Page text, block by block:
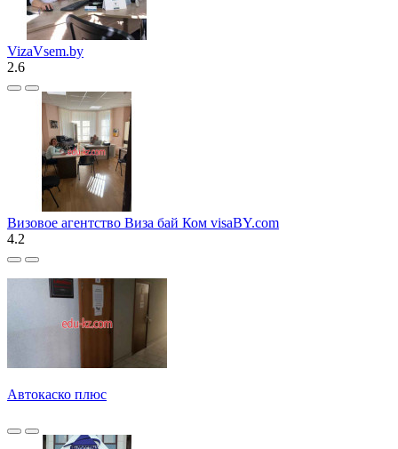
VizaVsem.by
2.6
Визовое агентство Виза бай Ком visaBY.com
4.2
Автокаско плюс